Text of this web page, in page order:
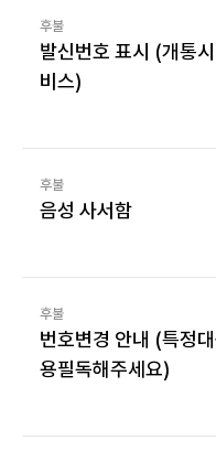
후불
발신번호 표시 (개통
비스)
후불
음성 사서함
후불
번호변경 안내 (특정
용필독해주세요)